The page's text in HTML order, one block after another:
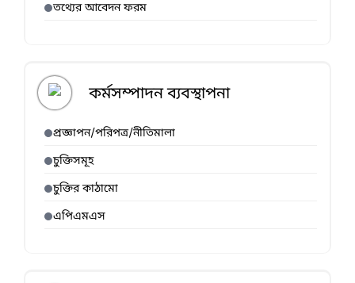
তথ্যের আবেদন ফরম
কর্মসম্পাদন ব্যবস্থাপনা
প্রজ্ঞাপন/পরিপত্র/নীতিমালা
চুক্তিসমূহ
চুক্তির কাঠামো
এপিএমএস